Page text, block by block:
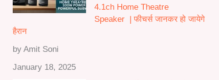
4.1ch Home Theatre
Speaker | फीचर्स जानकर हो जायेगे
हैरान
by Amit Soni
January 18, 2025